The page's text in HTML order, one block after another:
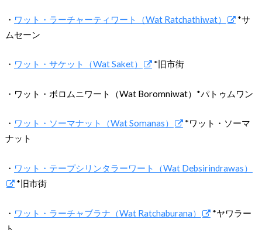
・ ワット・ラーチャーティワート（Wat Ratchathiwat）
*サ
ムセーン
・ ワット・サケット（Wat Saket） *旧市街
・ワット・ボロムニワート（Wat Boromniwat）*パトゥムワン
・ ワット・ソーマナット（Wat Somanas）
*ワット・ソーマ
ナット
・ ワット・テープシリンタラーワート（Wat Debsirindrawas）
*旧市街
・ ワット・ラーチャブラナ（Wat Ratchaburana）
*ヤワラー